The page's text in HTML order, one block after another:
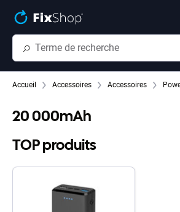
Accueil Accessoires Accessoires
20 000mAh
TOP produits